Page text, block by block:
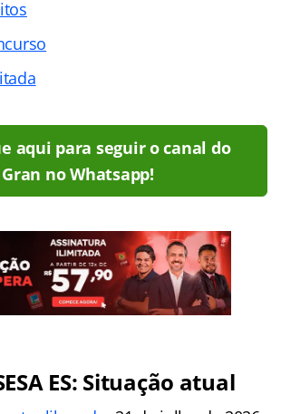
aqui para seguir o canal do
Gran no Whatsapp!
ES: Situação atual